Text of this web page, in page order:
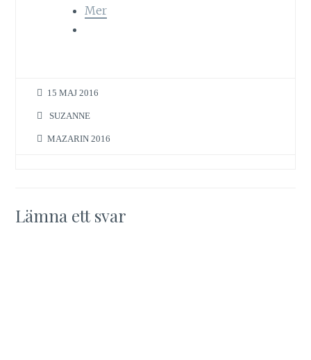
Mer
15 MAJ 2016
SUZANNE
MAZARIN 2016
Lämna ett svar